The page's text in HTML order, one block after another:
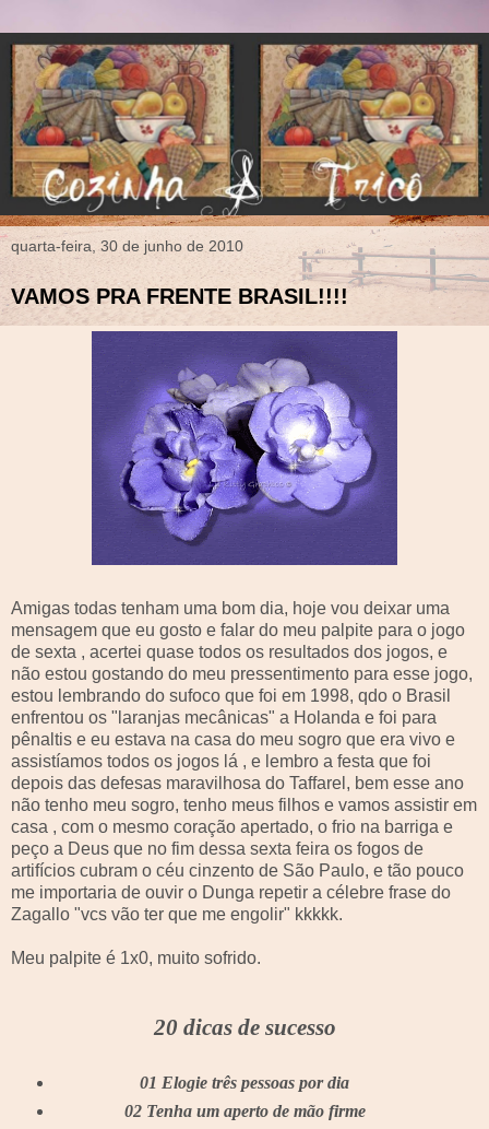
quarta-feira, 30 de junho de 2010
VAMOS PRA FRENTE BRASIL!!!!
Amigas todas tenham uma bom dia, hoje vou deixar uma
mensagem que eu gosto e falar do meu palpite para o jogo
de sexta , acertei quase todos os resultados dos jogos, e
não estou gostando do meu pressentimento para esse jogo,
estou lembrando do sufoco que foi em 1998, qdo o Brasil
enfrentou os "laranjas mecânicas" a Holanda e foi para
pênaltis e eu estava na casa do meu sogro que era vivo e
assistíamos todos os jogos lá , e lembro a festa que foi
depois das defesas maravilhosa do Taffarel, bem esse ano
não tenho meu sogro, tenho meus filhos e vamos assistir em
casa , com o mesmo coração apertado, o frio na barriga e
peço a Deus que no fim dessa sexta feira os fogos de
artifícios cubram o céu cinzento de São Paulo, e tão pouco
me importaria de ouvir o Dunga repetir a célebre frase do
Zagallo "vcs vão ter que me engolir" kkkkk.
Meu palpite é 1x0, muito sofrido.
20 dicas de sucesso
01 Elogie três pessoas por dia
02 Tenha um aperto de mão firme